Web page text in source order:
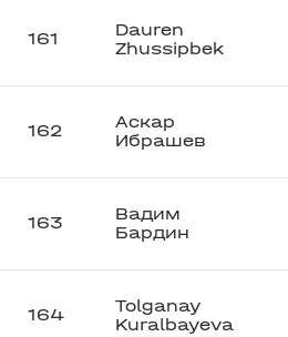
161
Dauren
Zhussipbek
162
Аскар
Ибрашев
163
Вадим
Бардин
164
Tolganay
Kuralbayeva